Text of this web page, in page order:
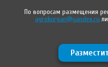
По вопросам размещения
agrokurgan@yandex.ru